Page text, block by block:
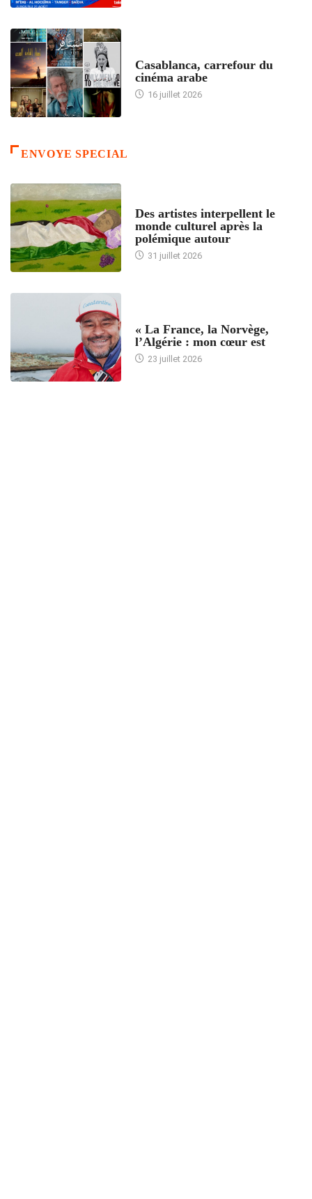
Casablanca, carrefour du
cinéma arabe
16 juillet 2026
ENVOYE SPECIAL
Des artistes interpellent le
monde culturel après la
polémique autour
31 juillet 2026
« La France, la Norvège,
l’Algérie : mon cœur est
23 juillet 2026